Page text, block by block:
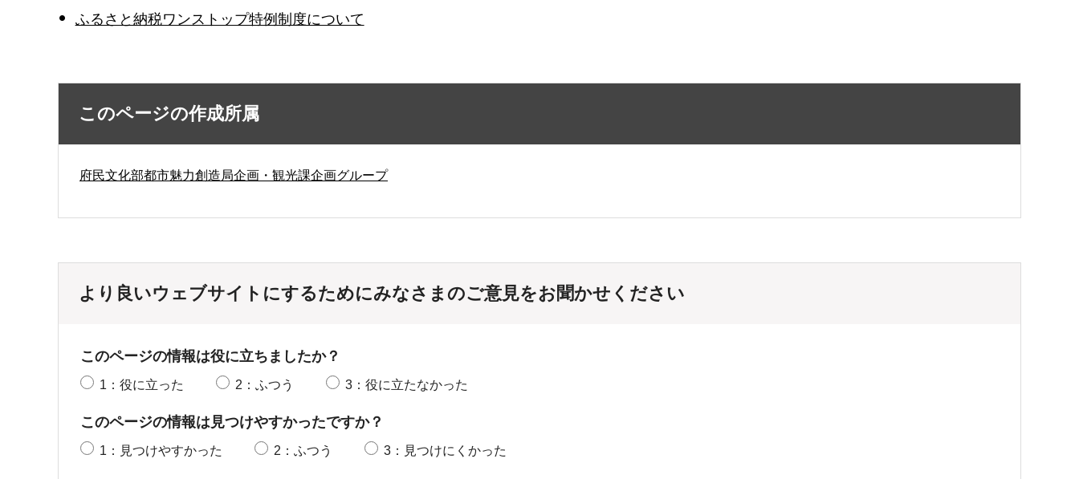
ふるさと納税ワンストップ特例制度について
このページの作成所属
府民文化部都市魅力創造局企画・観光課企画グループ
より良いウェブサイトにするためにみなさまのご意見をお聞かせください
このページの情報は役に立ちましたか？
1：役に立った 2：ふつう 3：役に立たなかった
このページの情報は見つけやすかったですか？
1：見つけやすかった 2：ふつう 3：見つけにくかった